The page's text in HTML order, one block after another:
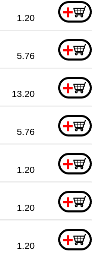
+
1.20
+
5.76
+
13.20
+
5.76
+
1.20
+
1.20
+
1.20